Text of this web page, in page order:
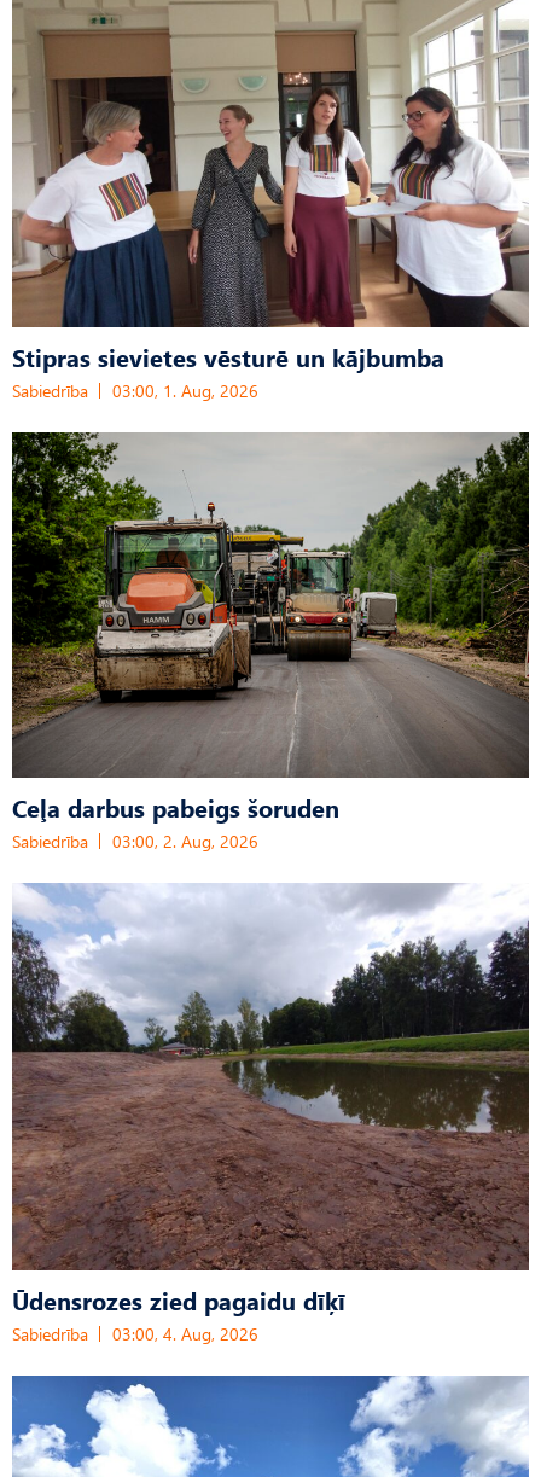
Stipras sievietes vēsturē un kājbumba
Sabiedrība 03:00, 1. Aug, 2026
Ceļa darbus pabeigs šoruden
Sabiedrība 03:00, 2. Aug, 2026
Ūdensrozes zied pagaidu dīķī
Sabiedrība 03:00, 4. Aug, 2026